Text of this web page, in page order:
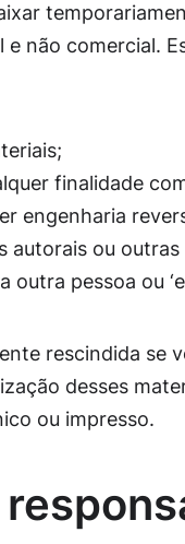
não comercial.
finalidade
engenharia
autorais ou
pessoa ou
rescindida se
desses
ou impresso.